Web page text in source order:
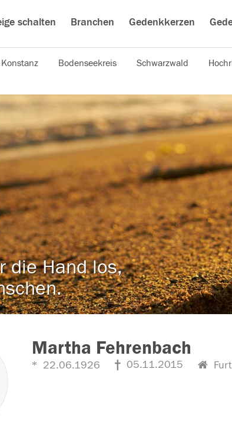
schalten Branchen Gedenkkerzen
Bodenseekreis Schwarzwald
die Hand los,
Martha Fehrenbach
22.06.1926 05.11.2015